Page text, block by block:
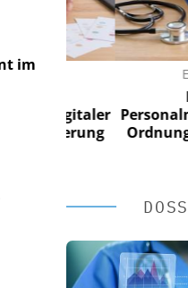
im
digitaler
EASY
Ordnung zur